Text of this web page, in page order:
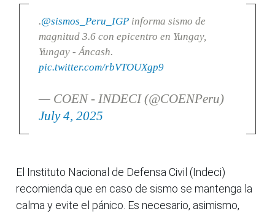
.@sismos_Peru_IGPinforma sismo de
magnitud 3.6 con epicentro en Yungay,
Yungay - Áncash.
pic.twitter.com/rbVTOUXgp9
— COEN - INDECI (@COENPeru)
July 4, 2025
El Instituto Nacional de Defensa Civil (Indeci)
recomienda que en caso de sismo se mantenga la
calma y evite el pánico. Es necesario, asimismo,